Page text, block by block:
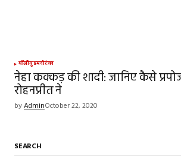
बॉलीवुडमनोरंजन
नेहा कक्कड़ की शादी: जानिए कैसे
रोहनप्रीत ने
byAdminOctober 22, 2020
SEARCH